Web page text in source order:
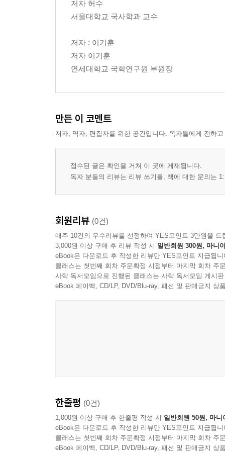
2. 청결한 인생, 팽배한 불만
3. ‘건강’을 둘러싼 갈등
6장 교육: 학교와 근대적 인간의 형성
1. 근대교육에 거는 희망
2 부 새로운 문화와 여가
7장 대중음악: 민중의 삶, 노래에 담기다
1. 노래의 전통, 노래의 근대
4. ‘딴따라’가 되다: 가수들의 이야기
5. 제국주의를 위한 찬가: 군국가요
6. 부산정거장과 흥남부두: 한국전쟁 전후의 대중
8장 영화 : 스타, 관객 그리고 이데올로기
1. 극장의 시대가 시작되다(1890∼1910년대)
3. 책 읽기의 규율: 어떻게 읽어야 하는가
5. 연애, 출세, 그리고 저항: 베스트셀러들
10장 체육과 스포츠: 운동경기 속에 깃든 근대와 민
저자 허수
서울대학교 국사학과 교수
저자 : 이기훈
저자 이기훈
연세대학교 국학연구원 부원장
만든 이 코멘트
저자, 역자, 편집자를 위한 공간입니다. 독자들에게 전하
접수된 글은 확인을 거쳐 이 곳에 게재됩니다.
독자 분들의 리뷰는 리뷰 쓰기를, 책에 대한 문의는
회원리뷰 (0건)
매주 10건의 우수리뷰를 선정하여 YES포인트 3만원을 드
3,000원 이상 구매 후 리뷰 작성 시 일반회원 300원, 마니
eBook은 다운로드 후 작성한 리뷰만 YES포인트 지급됩니
클래스는 첫번째 회차 주문확정 시점부터 마지막 회차 주
사락 독서모임으로 진행된 클래스는 사락 독서모임 게시
eBook 페이백, CD/LP, DVD/Blu-ray, 패션 및 판매금지 상
한줄평 (0건)
1,000원 이상 구매 후 한줄평 작성 시 일반회원 50원, 마니
eBook은 다운로드 후 작성한 리뷰만 YES포인트 지급됩니
클래스는 첫번째 회차 주문확정 시점부터 마지막 회차 주
eBook 페이백, CD/LP, DVD/Blu-ray, 패션 및 판매금지 상